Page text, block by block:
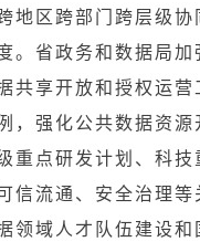
地区跨部门跨层级
。省政务和数据局
共享开放和授权运
，强化公共数据资
重点研发计划、科
信流通、安全治理
领域人才队伍建设